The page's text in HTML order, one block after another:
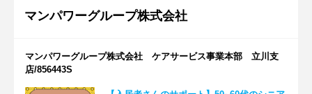
マンパワーグループ株式会社
マンパワーグループ株式会社 ケアサービス事業本部 立川支
店/856443S